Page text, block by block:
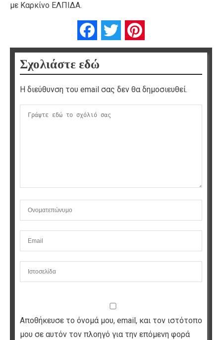
με Καρκίνο ΕΛΠΙΔΑ.
FacebookTwitter
Σχολιάστε εδώ
Η διεύθυνση του email σας δεν θα δημοσιευθεί.
Αποθήκευσε το όνομά μου, email, και τον ιστότοπο
μου σε αυτόν τον πλοηγό για την επόμενη φορά